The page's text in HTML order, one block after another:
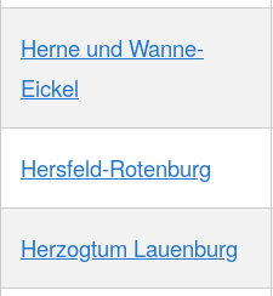
Herne und Wanne-
Eickel
Hersfeld-Rotenburg
Herzogtum Lauenburg